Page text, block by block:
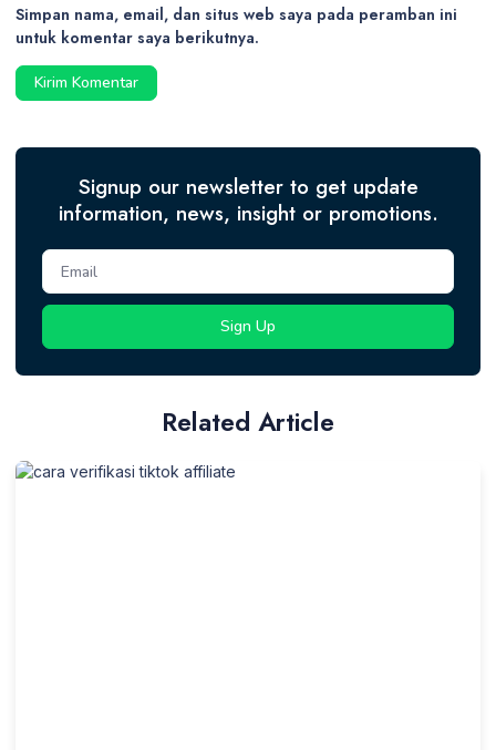
Simpan nama, email, dan situs web saya pada peramban ini
untuk komentar saya berikutnya.
Signup our newsletter to get update
information, news, insight or promotions.
Sign Up
Related Article